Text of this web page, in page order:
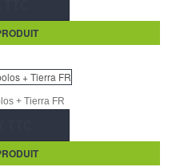
+ Tierra FR